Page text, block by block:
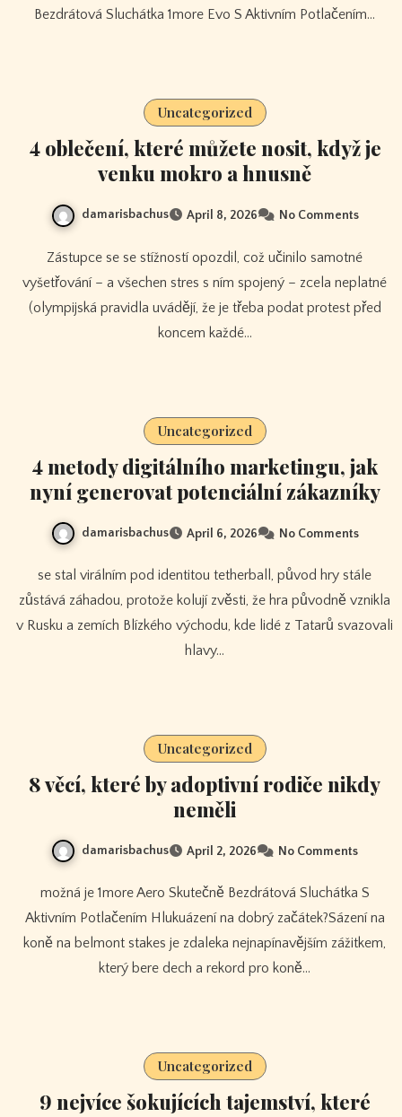
Bezdrátová Sluchátka 1more Evo S Aktivním Potlačením…
Uncategorized
4 oblečení, které můžete nosit, když je
venku mokro a hnusně
damarisbachus April 8, 2026 No Comments
Zástupce se se stížností opozdil, což učinilo samotné
vyšetřování – a všechen stres s ním spojený – zcela neplatné
(olympijská pravidla uvádějí, že je třeba podat protest před
koncem každé…
Uncategorized
4 metody digitálního marketingu, jak
nyní generovat potenciální zákazníky
damarisbachus April 6, 2026 No Comments
se stal virálním pod identitou tetherball, původ hry stále
zůstává záhadou, protože kolují zvěsti, že hra původně vznikla
v Rusku a zemích Blízkého východu, kde lidé z Tatarů svazovali
hlavy…
Uncategorized
8 věcí, které by adoptivní rodiče nikdy
neměli
damarisbachus April 2, 2026 No Comments
možná je 1more Aero Skutečně Bezdrátová Sluchátka S
Aktivním Potlačením Hlukuázení na dobrý začátek?Sázení na
koně na belmont stakes je zdaleka nejnapínavějším zážitkem,
který bere dech a rekord pro koně…
Uncategorized
9 nejvíce šokujících tajemství, které